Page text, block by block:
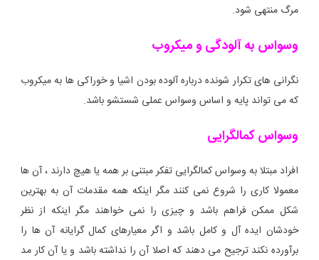
مرگ منتهی شود.
وسواس به آلودگی و میکروب
نگرانی های تکرار شونده درباره آلوده بودن اشیا و خوراکی ها به میکروب
که می تواند پایه و اساس وسواس عملی شستشو باشد.
وسواس کمالگرایی
افراد مبتلا به وسواس کمالگرایی تفکر مبتنی بر همه یا هیچ دارند ، آن ها
معمولا کاری را شروع نمی کنند مگر اینکه همه مقدمات آن به بهترین
شکل ممکن فراهم باشد و چیزی را نمی خواهند مگر اینکه از نظر
خودشان ایده آل و کامل باشد و اگر معیارهای کمال گرایانه آن ها را
برآورده نکند ترجیح می دهند که اصلا آن را نداشته باشد و یا آن کار مد